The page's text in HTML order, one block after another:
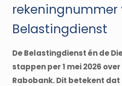
rekeningnummer
Belastingdienst
De Belastingdienst én de
stappen per 1 mei 2026
Rabobank. Dit betekent dat